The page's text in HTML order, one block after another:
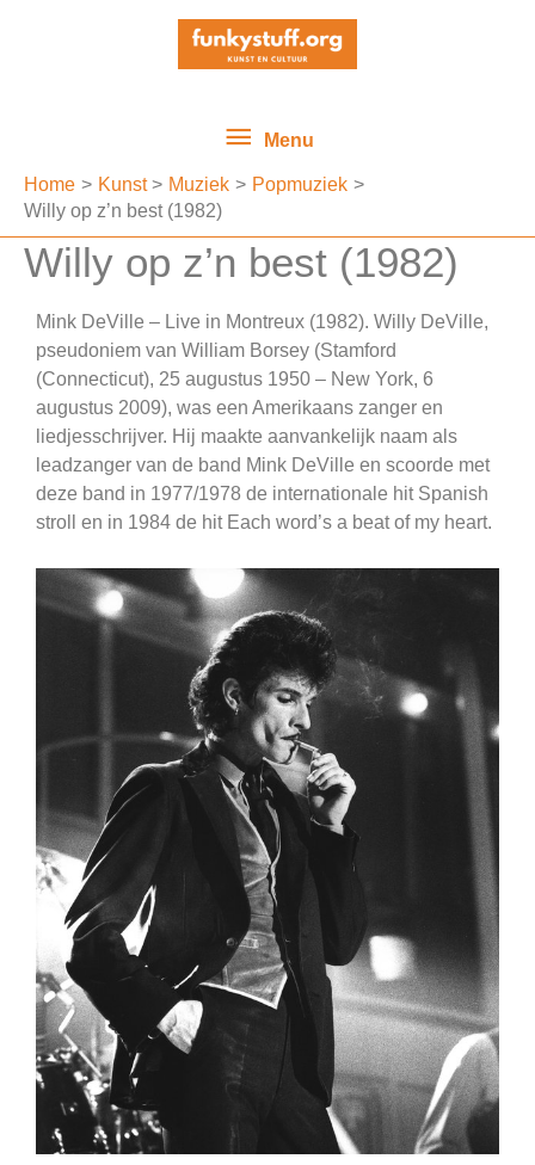
Menu
Menu
Home Kunst Muziek
Popmuziek
Willy op z’n best (1982)
Willy op z’n best (1982)
Mink DeVille – Live in Montreux (1982). Willy DeVille,
pseudoniem van William Borsey (Stamford
(Connecticut), 25 augustus 1950 – New York, 6
augustus 2009), was een Amerikaans zanger en
liedjesschrijver. Hij maakte aanvankelijk naam als
leadzanger van de band Mink DeVille en scoorde met
deze band in 1977/1978 de internationale hit Spanish
stroll en in 1984 de hit Each word’s a beat of my heart.